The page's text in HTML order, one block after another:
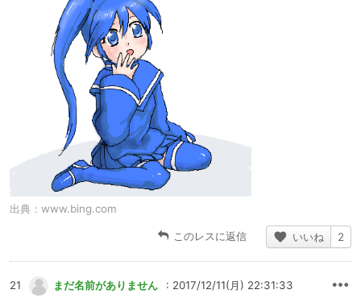
出典： www.bing.com
このレスに返信 いいね 2
21 まだ名前がありません : 2017/12/11(月) 22:31:33